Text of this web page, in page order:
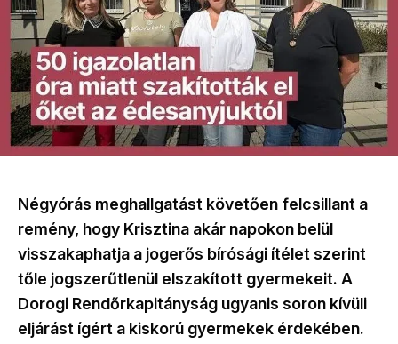
Négyórás meghallgatást követően felcsillant a
remény, hogy Krisztina akár napokon belül
visszakaphatja a jogerős bírósági ítélet szerint
tőle jogszerűtlenül elszakított gyermekeit. A
Dorogi Rendőrkapitányság ugyanis soron kívüli
eljárást ígért a kiskorú gyermekek érdekében.